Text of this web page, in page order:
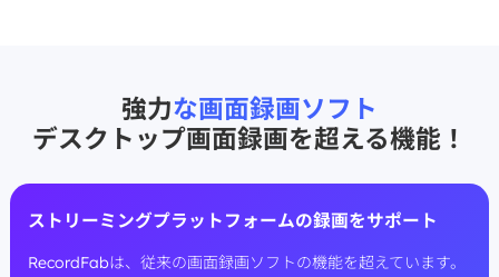
強力な画面録画ソフト
デスクトップ画面録画を超える機能！
ストリーミングプラットフォームの録画をサポート
RecordFabは、従来の画面録画ソフトの機能を超えています。